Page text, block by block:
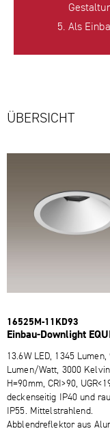
Als
ÜBERSICHT
16525M-​11KD93
Einbau-​Downlight
13.6W LED, 1345 Lumen,
Lumen/Watt, 3000 Kelvin.
H=90mm, CRI>90,
deckenseitig IP40 und
IP55. Mittelstrahlend.
Abblendreflektor aus